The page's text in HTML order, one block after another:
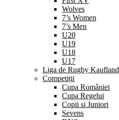
Wolves
7’s Women
7’s Men
U20
U19
U18
U17
Liga de Rugby Kaufland
Competiții
Cupa României
Cupa Regelui
Copii si Juniori
Sevens